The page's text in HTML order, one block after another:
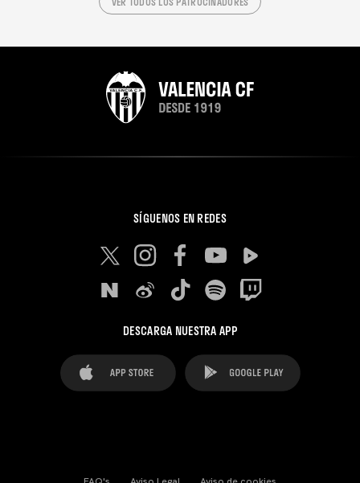
SÍGUENOS EN REDES
DESCARGA NUESTRA APP